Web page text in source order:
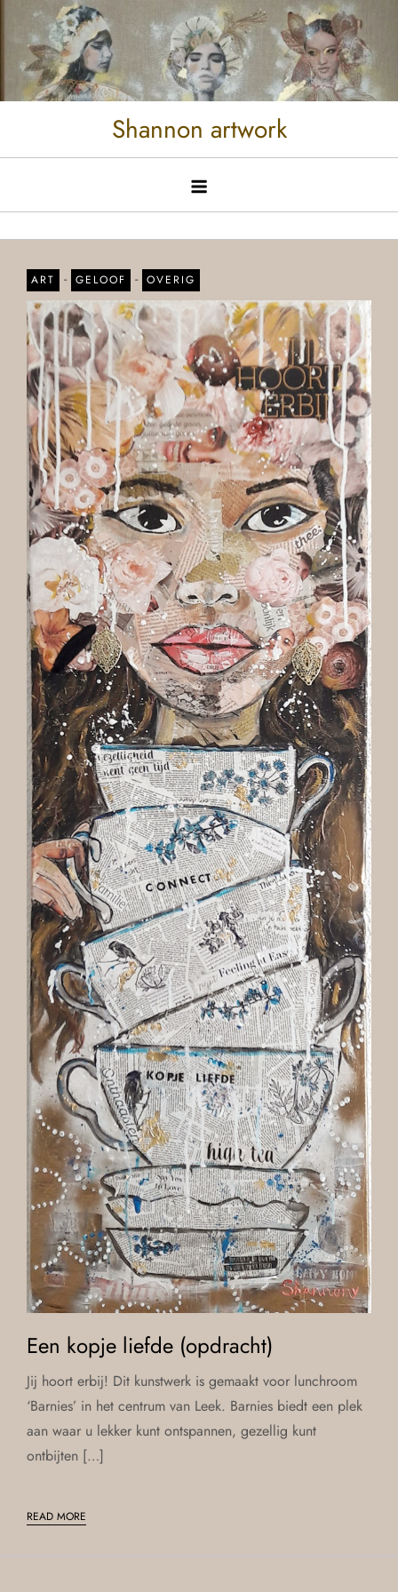
Shannon artwork
ART - GELOOF - OVERIG
Een kopje liefde (opdracht)
Jij hoort erbij! Dit kunstwerk is gemaakt voor lunchroom
‘Barnies’ in het centrum van Leek. Barnies biedt een plek
aan waar u lekker kunt ontspannen, gezellig kunt
ontbijten […]
READ MORE